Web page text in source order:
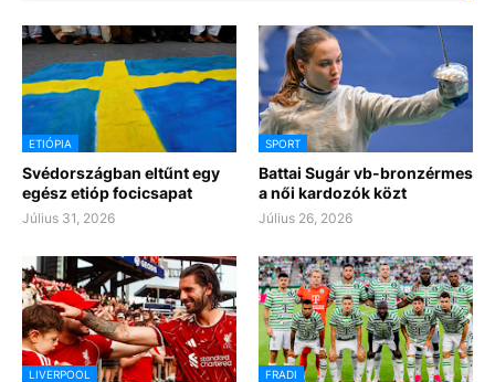
ETIÓPIA
Svédországban eltűnt egy
egész etióp focicsapat
Július 31, 2026
SPORT
Battai Sugár vb-bronzérmes
a női kardozók közt
Július 26, 2026
LIVERPOOL FRADI